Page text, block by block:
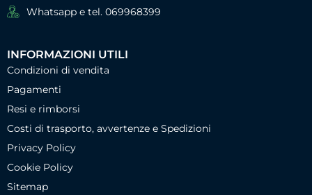
Whatsapp e tel. 069968399
INFORMAZIONI UTILI
Condizioni di vendita
Pagamenti
Resi e rimborsi
Costi di trasporto, avvertenze e Spedizioni
Privacy Policy
Cookie Policy
Sitemap